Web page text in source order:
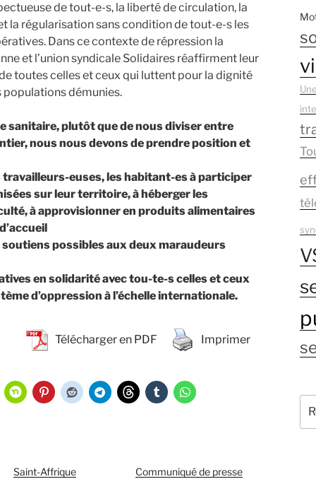
de tout-e-s, la liberté de circulation, la
la régularisation sans condition de tout-e-s les
Dans ce contexte de répression la
et l’union syndicale Solidaires réaffirment leur
toutes celles et ceux qui luttent pour la dignité
populations démunies.
sanitaire, plutôt que de nous diviser entre
nous nous devons de prendre position et
travailleurs-euses, les habitant-es à participer
sur leur territoire, à héberger les
à approvisionner en produits alimentaires
soutiens possibles aux deux maraudeurs
en solidarité avec tou-te-s celles et ceux
d’oppression à l’échelle internationale.
Télécharger en PDF Imprimer
Saint-Affrique
Communiqué de presse
: